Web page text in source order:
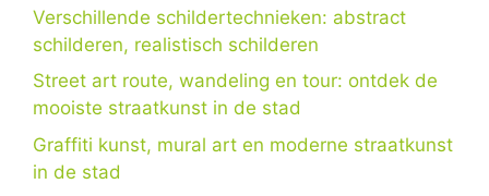
Verschillende schildertechnieken: abstract
schilderen, realistisch schilderen
Street art route, wandeling en tour: ontdek de
mooiste straatkunst in de stad
Graffiti kunst, mural art en moderne straatkunst
in de stad